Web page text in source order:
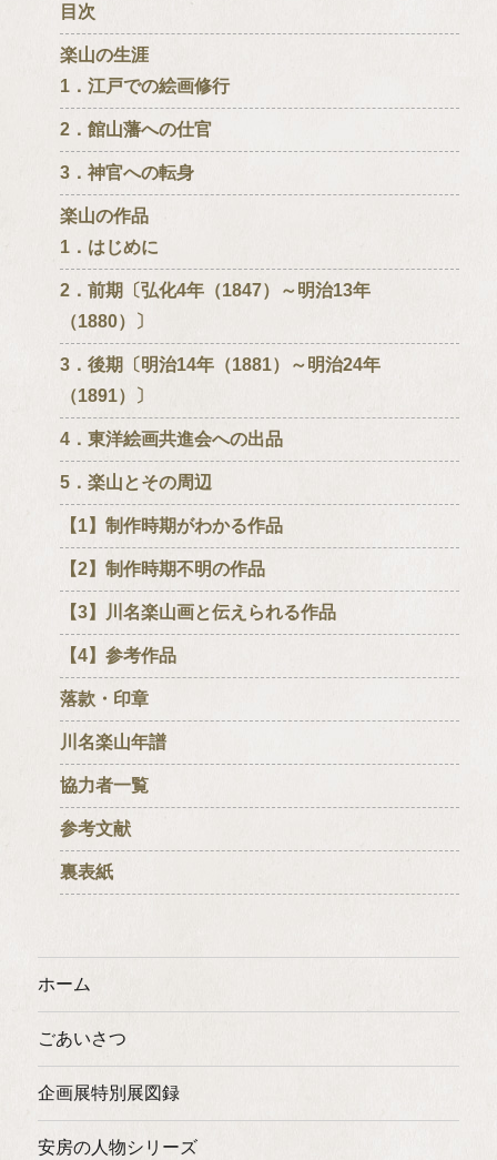
目次
楽山の生涯
1．江戸での絵画修行
2．館山藩への仕官
3．神官への転身
楽山の作品
1．はじめに
2．前期〔弘化4年（1847）～明治13年
（1880）〕
3．後期〔明治14年（1881）～明治24年
（1891）〕
4．東洋絵画共進会への出品
5．楽山とその周辺
【1】制作時期がわかる作品
【2】制作時期不明の作品
【3】川名楽山画と伝えられる作品
【4】参考作品
落款・印章
川名楽山年譜
協力者一覧
参考文献
裏表紙
ホーム
ごあいさつ
企画展特別展図録
安房の人物シリーズ